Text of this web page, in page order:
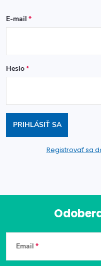
E-mail
Heslo
PRIHLÁSIŤ SA
Registrovať sa
Z
á Email